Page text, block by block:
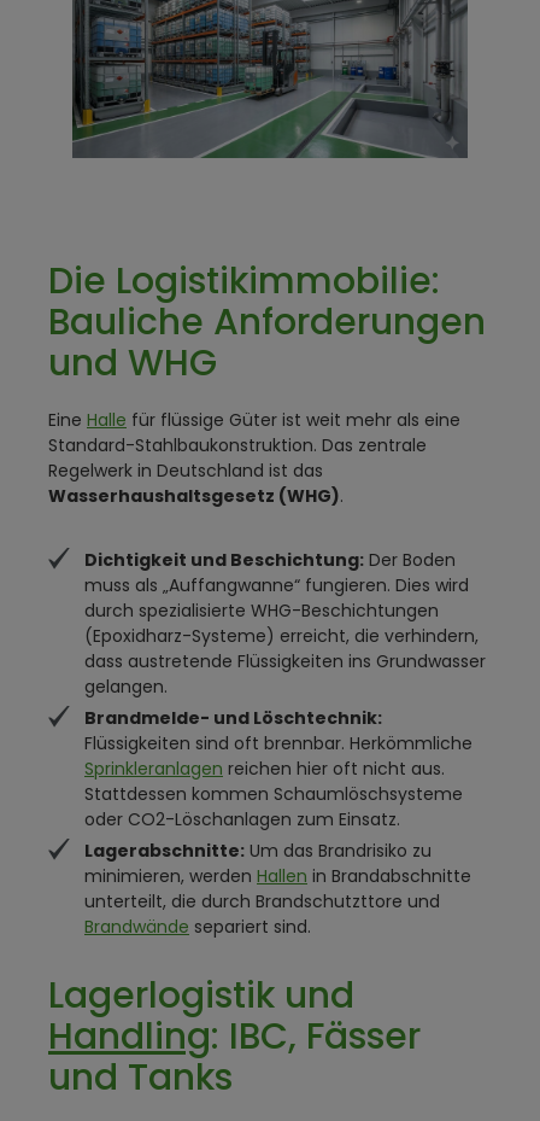
Die Logistikimmobilie:
Bauliche Anforderungen
und WHG
Eine Halle für flüssige Güter ist weit mehr als eine
Standard-Stahlbaukonstruktion. Das zentrale
Regelwerk in Deutschland ist das
Wasserhaushaltsgesetz (WHG).
Dichtigkeit und Beschichtung: Der Boden
muss als „Auffangwanne“ fungieren. Dies wird
durch spezialisierte WHG-Beschichtungen
(Epoxidharz-Systeme) erreicht, die verhindern,
dass austretende Flüssigkeiten ins Grundwasser
gelangen.
Brandmelde- und Löschtechnik:
Flüssigkeiten sind oft brennbar. Herkömmliche
Sprinkleranlagen reichen hier oft nicht aus.
Stattdessen kommen Schaumlöschsysteme
oder CO2-Löschanlagen zum Einsatz.
Lagerabschnitte: Um das Brandrisiko zu
minimieren, werden Hallen in Brandabschnitte
unterteilt, die durch Brandschutzttore und
Brandwände separiert sind.
Lagerlogistik und
Handling: IBC, Fässer
und Tanks